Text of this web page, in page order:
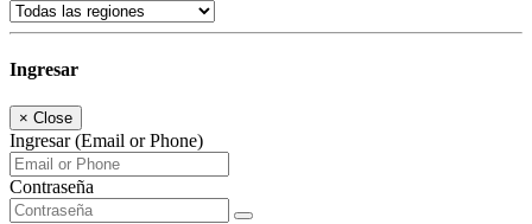
Ingresar
× Close
Ingresar (Email or Phone)
Contraseña